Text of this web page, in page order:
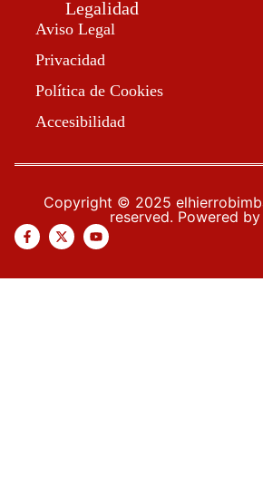
Legalidad
Aviso Legal
Privacidad
Política de Cookies
Accesibilidad
Copyright © 2025
reserved. Powered by